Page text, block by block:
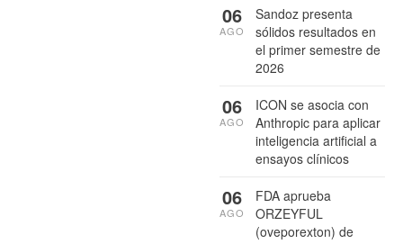
Sandoz presenta
sólidos resultados en
el primer semestre de
2026
06
AGO
ICON se asocia con
Anthropic para aplicar
inteligencia artificial a
ensayos clínicos
06
AGO
FDA aprueba
ORZEYFUL
(oveporexton) de
06
AGO